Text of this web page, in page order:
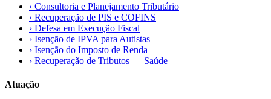
› Consultoria e Planejamento Tributário
› Recuperação de PIS e COFINS
› Defesa em Execução Fiscal
› Isenção de IPVA para Autistas
› Isenção do Imposto de Renda
› Recuperação de Tributos — Saúde
Atuação